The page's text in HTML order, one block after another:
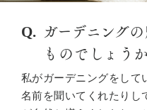
ガーデニング
ものでしょう
私がガーデニングをして
名前を聞いてくれたりし